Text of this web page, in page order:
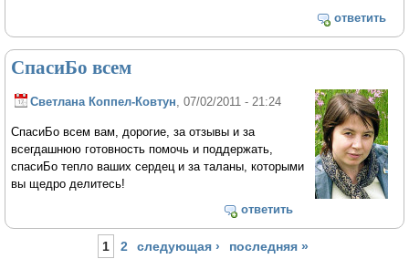
ответить
СпасиБо всем
Светлана Коппел-Ковтун , 07/02/2011 - 21:24
СпасиБо всем вам, дорогие, за отзывы и за
всегдашнюю готовность помочь и поддержать,
спасиБо тепло ваших сердец и за таланы, которыми
вы щедро делитесь!
ответить
1 2 следующая › последняя »